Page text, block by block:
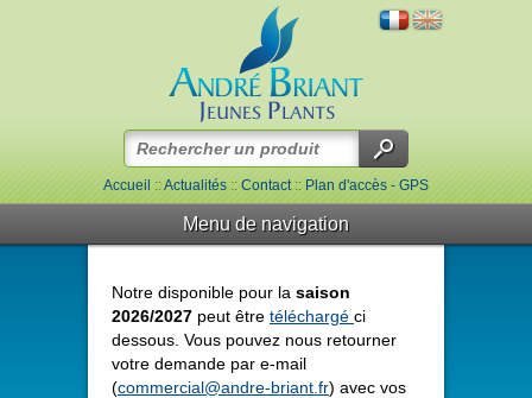
Accueil::Actualités::Contact::Plan d'accès - GPS
Menu de navigation
Notre disponible pour la saison
2026/2027 peut être téléchargé ci
dessous. Vous pouvez nous retourner
votre demande par e-mail
(commercial@andre-briant.fr) avec vos